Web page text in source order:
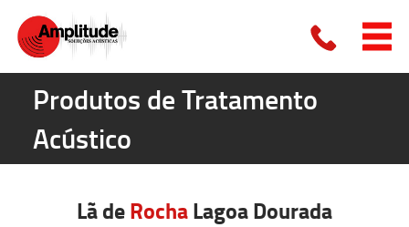
Produtos de Tratamento
Acústico
Lã deRochaLagoa Dourada